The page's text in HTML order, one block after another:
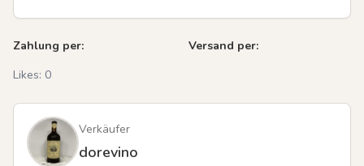
Zahlung per:
Versand per:
Likes: 0
Verkäufer
dorevino